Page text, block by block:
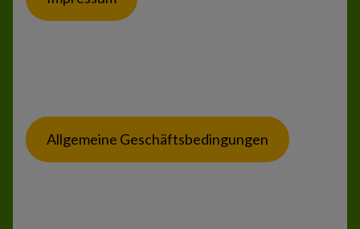
Allgemeine Geschäftsbedingungen